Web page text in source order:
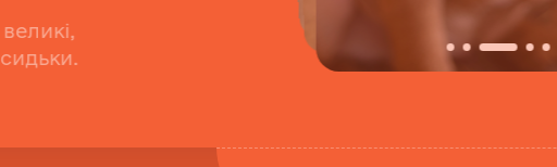
– великі,